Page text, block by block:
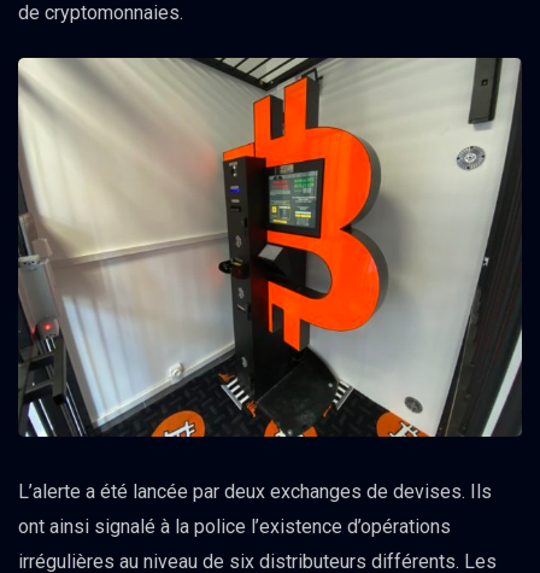
de cryptomonnaies.
L’alerte a été lancée par deux exchanges de devises. Ils
ont ainsi signalé à la police l’existence d’opérations
irrégulières au niveau de six distributeurs différents. Les